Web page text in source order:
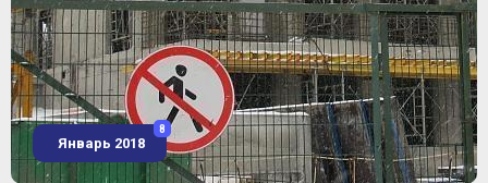
Январь 2018
8